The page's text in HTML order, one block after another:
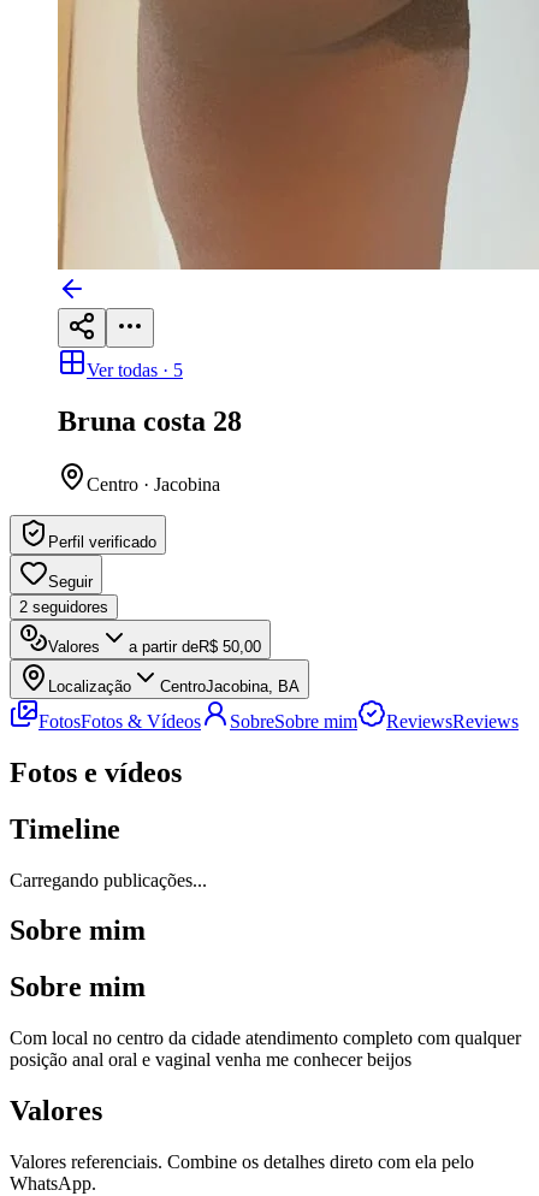
Ver todas · 5
Bruna costa 28
Centro · Jacobina
Perfil verificado
Seguir
2 seguidores
Valores a partir deR$ 50,00
Localização CentroJacobina, BA
FotosFotos & Vídeos SobreSobre mim ReviewsReviews
Fotos e vídeos
Timeline
Carregando publicações...
Sobre mim
Sobre mim
Com local no centro da cidade atendimento completo com qualquer
posição anal oral e vaginal venha me conhecer beijos
Valores
Valores referenciais. Combine os detalhes direto com ela pelo
WhatsApp.